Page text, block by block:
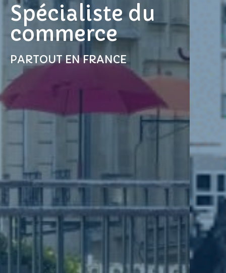
Spécialiste du
commerce
PARTOUT EN FRANCE